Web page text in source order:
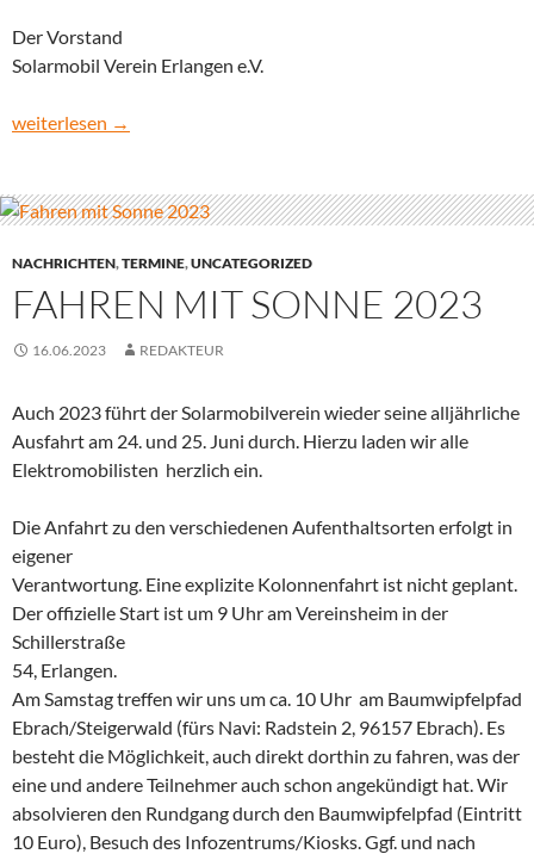
Der Vorstand
Solarmobil Verein Erlangen e.V.
Der Verein trauert um Wolfgang Rothmeier
weiterlesen →
NACHRICHTEN,TERMINE,UNCATEGORIZED
FAHREN MIT SONNE 2023
16.06.2023 REDAKTEUR
Auch 2023 führt der Solarmobilverein wieder seine alljährliche
Ausfahrt am 24. und 25. Juni durch. Hierzu laden wir alle
Elektromobilisten herzlich ein.
Die Anfahrt zu den verschiedenen Aufenthaltsorten erfolgt in
eigener
Verantwortung. Eine explizite Kolonnenfahrt ist nicht geplant.
Der offizielle Start ist um 9 Uhr am Vereinsheim in der
Schillerstraße
54, Erlangen.
Am Samstag treffen wir uns um ca. 10 Uhr am Baumwipfelpfad
Ebrach/Steigerwald (fürs Navi: Radstein 2, 96157 Ebrach). Es
besteht die Möglichkeit, auch direkt dorthin zu fahren, was der
eine und andere Teilnehmer auch schon angekündigt hat. Wir
absolvieren den Rundgang durch den Baumwipfelpfad (Eintritt
10 Euro), Besuch des Infozentrums/Kiosks. Ggf. und nach